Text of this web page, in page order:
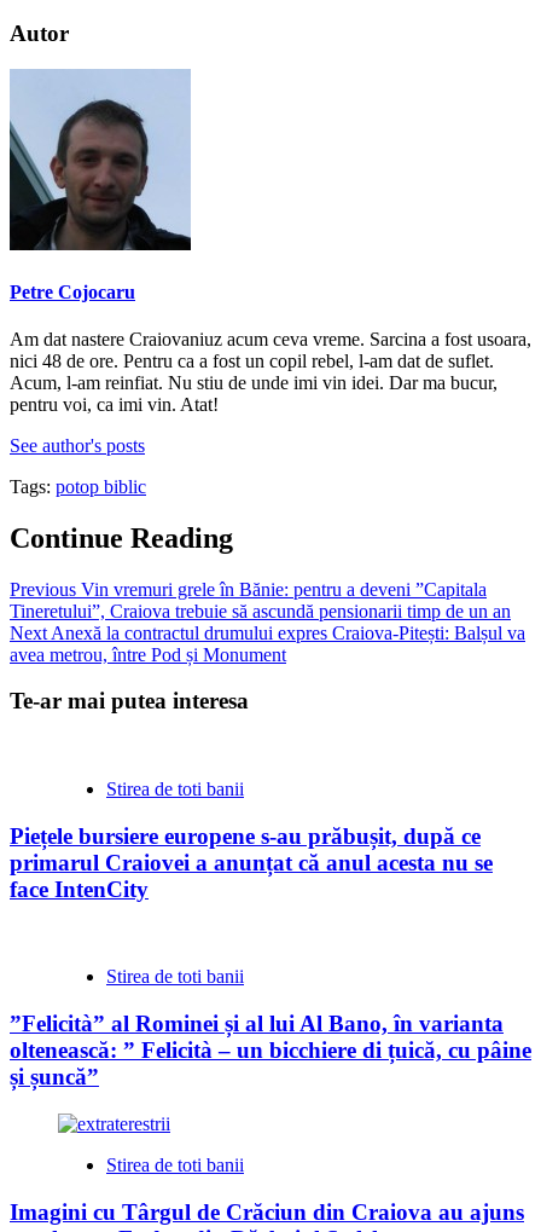
Autor
Petre Cojocaru
Am dat nastere Craiovaniuz acum ceva vreme. Sarcina a fost usoara,
nici 48 de ore. Pentru ca a fost un copil rebel, l-am dat de suflet.
Acum, l-am reinfiat. Nu stiu de unde imi vin idei. Dar ma bucur,
pentru voi, ca imi vin. Atat!
See author's posts
Tags: potop biblic
Continue Reading
Previous Vin vremuri grele în Bănie: pentru a deveni ”Capitala
Tineretului”, Craiova trebuie să ascundă pensionarii timp de un an
Next Anexă la contractul drumului expres Craiova-Pitești: Balșul va
avea metrou, între Pod și Monument
Te-ar mai putea interesa
Stirea de toti banii
Piețele bursiere europene s-au prăbușit, după ce
primarul Craiovei a anunțat că anul acesta nu se
face IntenCity
Stirea de toti banii
”Felicità” al Rominei și al lui Al Bano, în varianta
oltenească: ” Felicità – un bicchiere di țuică, cu pâine
și șuncă”
Stirea de toti banii
Imagini cu Târgul de Crăciun din Craiova au ajuns